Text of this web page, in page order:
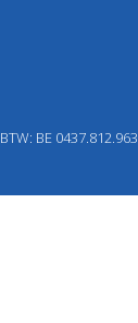
BTW: BE 0437.812.963